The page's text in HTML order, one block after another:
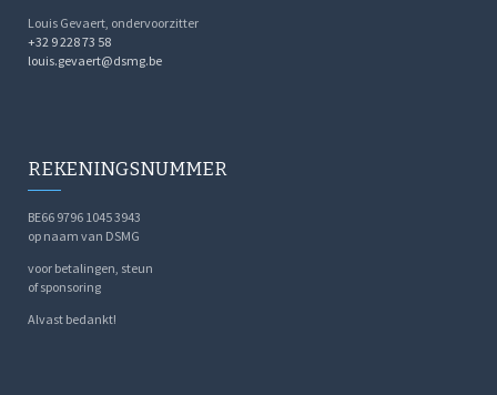
Louis Gevaert, ondervoorzitter
+32 9 228 73 58
louis.gevaert@dsmg.be
REKENINGSNUMMER
BE66 9796 1045 3943
op naam van DSMG
voor betalingen, steun
of sponsoring
Alvast bedankt!